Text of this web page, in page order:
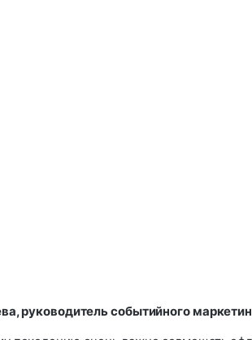
руководитель событийного